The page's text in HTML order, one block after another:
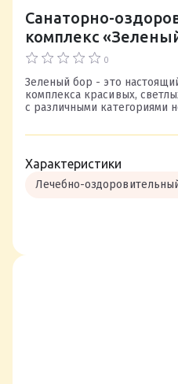
Санаторно-
комплекс
0
Зеленый бор - это
комплекса красивых,
с различными категориями
Характеристики
Лечебно-